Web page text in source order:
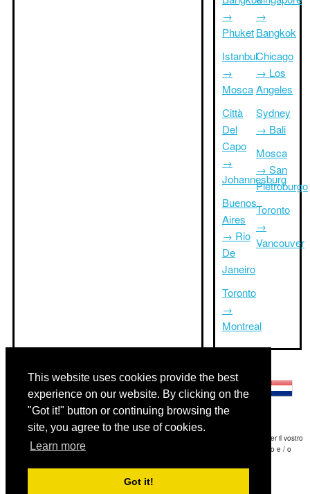
This website uses cookies provide the best
experience on our website. By clicking on the
"Got it!" button or continuing browsing the
site, you agree to the use of cookies.
Learn more
Got it!
→
Phuket
Istanbul
→
Mosca
Città
Del
Capo
→
Johannesburg
Buenos
Aires
→ Rio
De
Janeiro
Toronto
→
Montreal
→
Bangkok
Chicago
→ Los
Angeles
Sydney
→ Bali
Mosca
→ San
Pietroburgo
Toronto
→
Vancouver
Disclaimer: Le informazioni visualizzate su questo sito è la nostra migliore stima e per il vostro
riferimento soltanto.Triptimeto.com non è responsabile di eventuali ritardi viaggio e / o